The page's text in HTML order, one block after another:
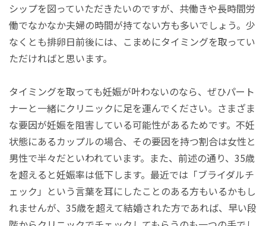
シップを図っていただきたいのですが、共働きや長時間労
働でなかなか夫婦の時間が持てない方も多いでしょう。少
なくとも排卵日前後には、こまめにタイミングを取ってい
ただければと思います。
タイミングを取っても妊娠が叶わないのなら、ぜひパート
ナーと一緒にクリニックに足を運んでください。さまざま
な要因が妊娠を阻害している可能性があるためです。不妊
状態にあるカップルの場合、その要因を持つ割合は女性と
男性で半々だといわれています。また、前述の通り、35歳
を超えると妊娠率は低下します。最近では「ブライダルチ
ェック」という言葉を耳にしたことのある方もいるかもし
れませんが、35歳を超えて結婚された方であれば、早い段